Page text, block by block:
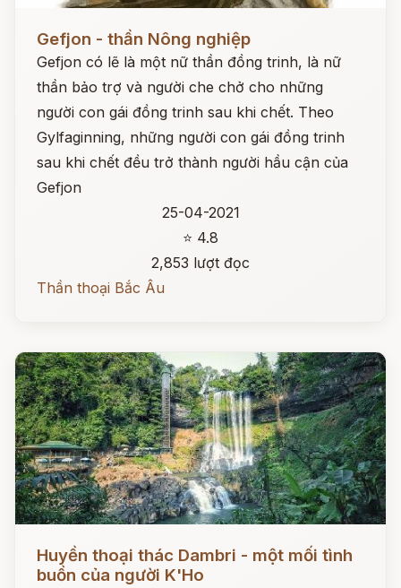
Gefjon - thần Nông nghiệp
Gefjon có lẽ là một nữ thần đồng trinh, là nữ
thần bảo trợ và người che chở cho những
người con gái đồng trinh sau khi chết. Theo
Gylfaginning, những người con gái đồng trinh
sau khi chết đều trở thành người hầu cận của
Gefjon
25-04-2021
⭐ 4.8
2,853 lượt đọc
Thần thoại Bắc Âu
Đọc ngay
Huyền thoại thác Dambri - một mối tình
buồn của người K'Ho